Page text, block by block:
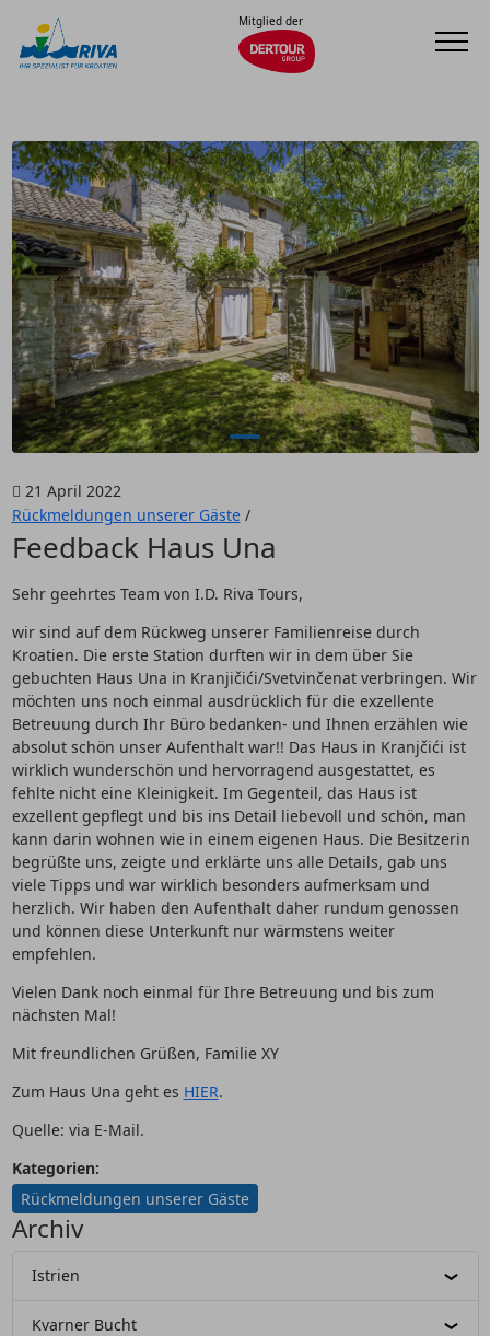
Mitglied der
21 April 2022
Rückmeldungen unserer Gäste/
Feedback Haus Una
Sehr geehrtes Team von I.D. Riva Tours,
wir sind auf dem Rückweg unserer Familienreise durch
Kroatien. Die erste Station durften wir in dem über Sie
gebuchten Haus Una in Kranjičići/Svetvinčenat verbringen. Wir
möchten uns noch einmal ausdrücklich für die exzellente
Betreuung durch Ihr Büro bedanken- und Ihnen erzählen wie
absolut schön unser Aufenthalt war!! Das Haus in Kranjčići ist
wirklich wunderschön und hervorragend ausgestattet, es
fehlte nicht eine Kleinigkeit. Im Gegenteil, das Haus ist
exzellent gepflegt und bis ins Detail liebevoll und schön, man
kann darin wohnen wie in einem eigenen Haus. Die Besitzerin
begrüßte uns, zeigte und erklärte uns alle Details, gab uns
viele Tipps und war wirklich besonders aufmerksam und
herzlich. Wir haben den Aufenthalt daher rundum genossen
und können diese Unterkunft nur wärmstens weiter
empfehlen.
Vielen Dank noch einmal für Ihre Betreuung und bis zum
nächsten Mal!
Mit freundlichen Grüßen, Familie XY
Zum Haus Una geht es HIER.
Quelle: via E-Mail.
Kategorien:
Rückmeldungen unserer Gäste
Archiv
Istrien
Kvarner Bucht